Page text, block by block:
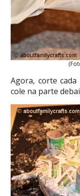
Agora, corte
cole na parte